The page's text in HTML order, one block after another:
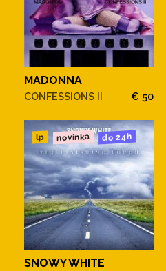
MADONNA
CONFESSIONS II € 50
lp novinka do 24h
SNOWY WHITE